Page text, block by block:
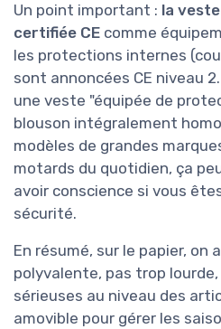
Un point important : la
certifiée CE comme
les protections internes
sont annoncées CE niveau
une veste "équipée de
blouson intégralement
modèles de grandes
motards du quotidien, ça
avoir conscience si vous
sécurité.
En résumé, sur le papier, on
polyvalente, pas trop
sérieuses au niveau des
amovible pour gérer les